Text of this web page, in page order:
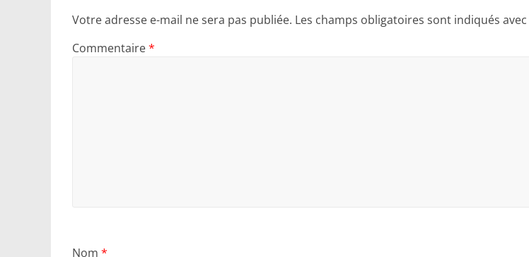
Votre adresse e-mail ne sera pas publiée. Les champs obligatoires sont indiqués avec
Commentaire*
Nom *